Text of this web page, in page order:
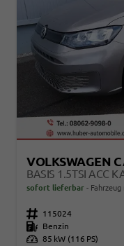
VOLKSWAGEN
BASIS 1.5TSI ACC
sofort lieferbar
Fahrzeugnr. 115024
Kraftstoff
Benzin
Leistung 85 kW (116 PS)